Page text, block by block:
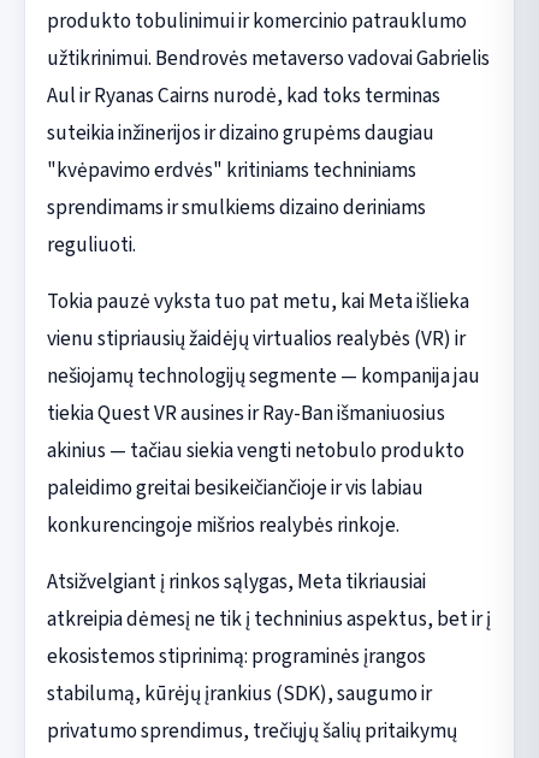
produkto tobulinimui ir komercinio patrauklumo
užtikrinimui. Bendrovės metaverso vadovai Gabrielis
Aul ir Ryanas Cairns nurodė, kad toks terminas
suteikia inžinerijos ir dizaino grupėms daugiau
"kvėpavimo erdvės" kritiniams techniniams
sprendimams ir smulkiems dizaino deriniams
reguliuoti.
Tokia pauzė vyksta tuo pat metu, kai Meta išlieka
vienu stipriausių žaidėjų virtualios realybės (VR) ir
nešiojamų technologijų segmente — kompanija jau
tiekia Quest VR ausines ir Ray-Ban išmaniuosius
akinius — tačiau siekia vengti netobulo produkto
paleidimo greitai besikeičiančioje ir vis labiau
konkurencingoje mišrios realybės rinkoje.
Atsižvelgiant į rinkos sąlygas, Meta tikriausiai
atkreipia dėmesį ne tik į techninius aspektus, bet ir į
ekosistemos stiprinimą: programinės įrangos
stabilumą, kūrėjų įrankius (SDK), saugumo ir
privatumo sprendimus, trečiųjų šalių pritaikymų